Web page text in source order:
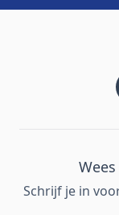
Schrijf je in